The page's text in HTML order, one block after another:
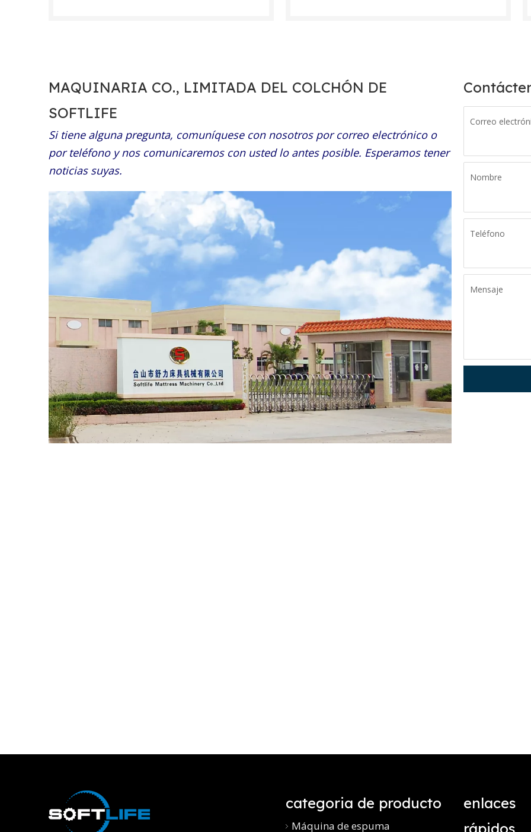
MAQUINARIA CO., LIMITADA DEL COLCHÓN DE
SOFTLIFE
Si tiene alguna pregunta, comuníquese con nosotros por correo electrónico o
por teléfono y nos comunicaremos con usted lo antes posible. Esperamos tener
noticias suyas.
Correo
Nombre
Teléfono
Mensaje
categoria de producto
Máquina de espuma
enlaces
rápidos